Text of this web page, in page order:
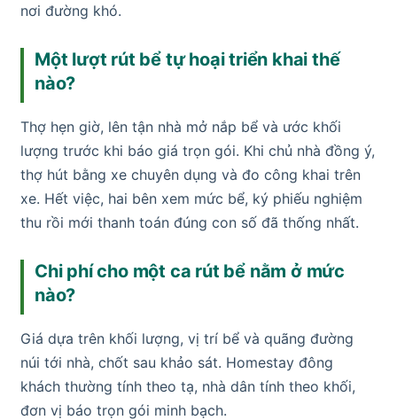
nơi đường khó.
Một lượt rút bể tự hoại triển khai thế
nào?
Thợ hẹn giờ, lên tận nhà mở nắp bể và ước khối
lượng trước khi báo giá trọn gói. Khi chủ nhà đồng ý,
thợ hút bằng xe chuyên dụng và đo công khai trên
xe. Hết việc, hai bên xem mức bể, ký phiếu nghiệm
thu rồi mới thanh toán đúng con số đã thống nhất.
Chi phí cho một ca rút bể nằm ở mức
nào?
Giá dựa trên khối lượng, vị trí bể và quãng đường
núi tới nhà, chốt sau khảo sát. Homestay đông
khách thường tính theo tạ, nhà dân tính theo khối,
đơn vị báo trọn gói minh bạch.